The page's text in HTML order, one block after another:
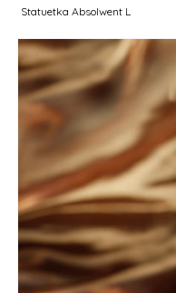
Statuetka Absolwent L